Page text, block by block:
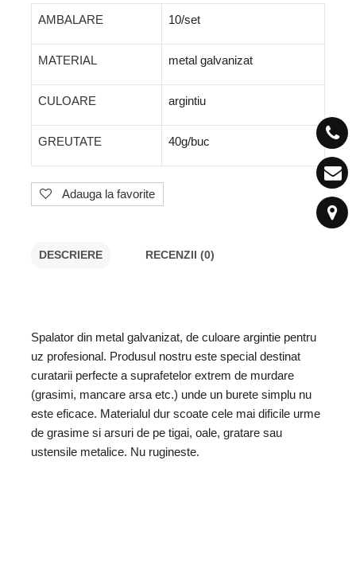
AMBALARE 10/set
MATERIAL metal galvanizat
CULOARE argintiu
GREUTATE 40g/buc
Adauga la favorite
DESCRIERE RECENZII (0)
Spalator din metal galvanizat, de culoare argintie pentru
uz profesional. Produsul nostru este special destinat
curatarii perfecte a suprafetelor extrem de murdare
(grasimi, mancare arsa etc.) unde un burete simplu nu
este eficace. Materialul dur scoate cele mai dificile urme
de grasime si arsuri de pe tigai, oale, gratare sau
ustensile metalice. Nu rugineste.